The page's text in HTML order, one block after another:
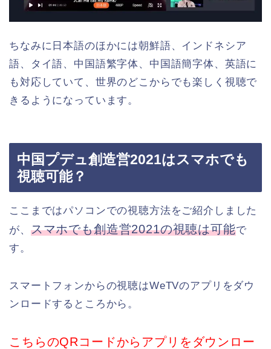
ちなみに日本語のほかには朝鮮語、インドネシア
語、タイ語、中国語繁字体、中国語簡字体、英語に
も対応していて、世界のどこからでも楽しく視聴で
きるようになっています。
中国プデュ創造営2021はスマホでも
視聴可能？
ここまではパソコンでの視聴方法をご紹介しました
が、 スマホでも創造営2021の視聴は可能で
す。
スマートフォンからの視聴はWeTVのアプリをダウ
ンロードするところから。
こちらのQRコードからアプリをダウンロー